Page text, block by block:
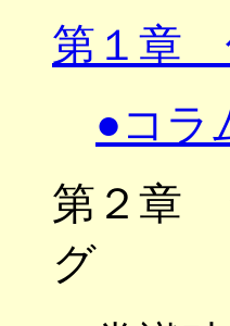
第１章
●コラ
第２章
グ